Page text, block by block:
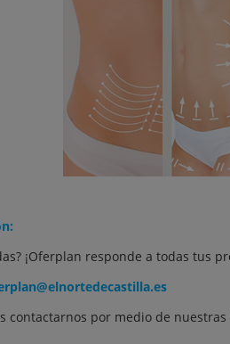
¡Oferplan responde a todas tus
contactarnos por medio de nuestras